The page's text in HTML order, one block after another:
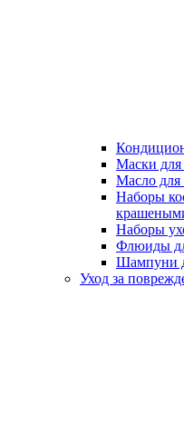
Маски
Масло
Наборы
Наборы
Флюиды
Шампуни
Уход за